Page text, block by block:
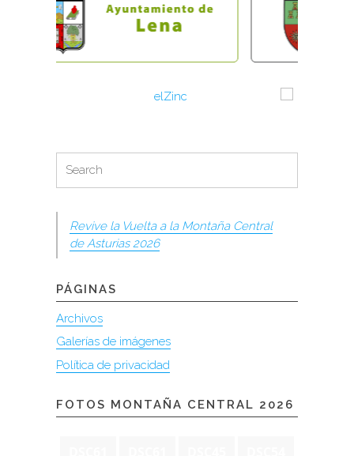
for:
Search
Revive la Vuelta a la Montaña Central
de Asturias 2026
PÁGINAS
Archivos
Galerías de imágenes
Política de privacidad
FOTOS MONTAÑA CENTRAL 2026